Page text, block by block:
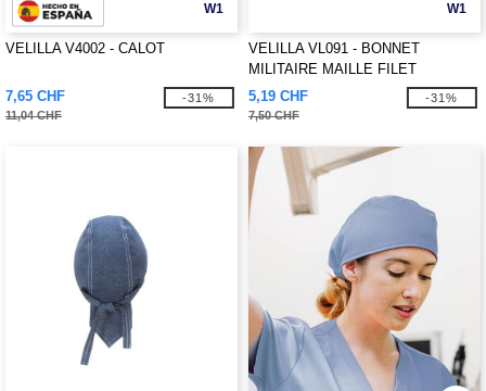
W1
VELILLA V4002 - CALOT
7,65 CHF
11,04 CHF
-31%
W1
VELILLA VL091 - BONNET
MILITAIRE MAILLE FILET
5,19 CHF
7,50 CHF
-31%